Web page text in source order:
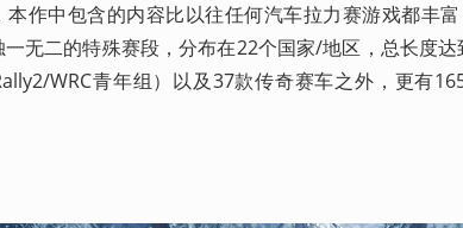
本作中包含的内容比以往任何汽车拉力赛游戏都丰
无二的特殊赛段，分布在22个国家/地区，总长度
WRC青年组）以及37款传奇赛车之外，更有